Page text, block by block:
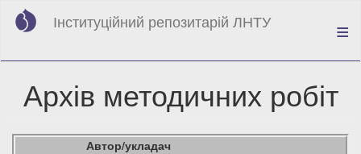
Перейти
вмісту
Інституційний репозитарій ЛНТУ
Архів методичних робіт
Автор/укладач